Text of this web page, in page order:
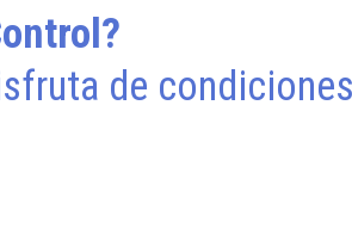
de